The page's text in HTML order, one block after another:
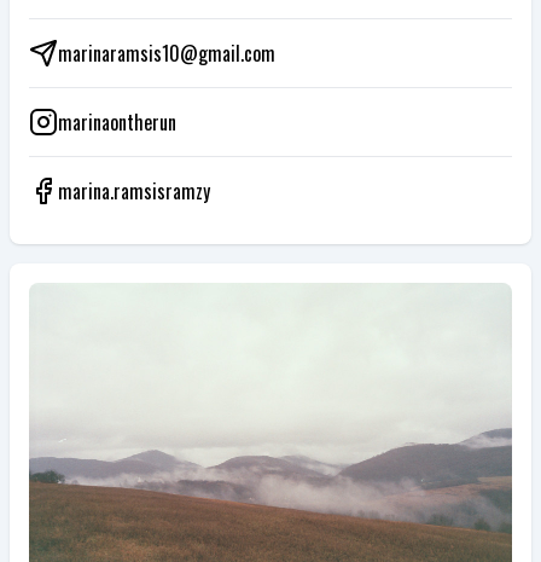
marinaramsis10@gmail.com
marinaontherun
marina.ramsisramzy